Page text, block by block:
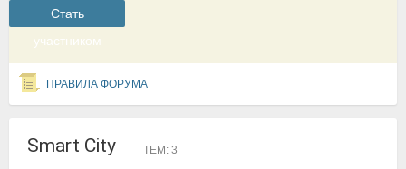
Cтать
участником
ПРАВИЛА ФОРУМА
Smart City ТЕМ: 3